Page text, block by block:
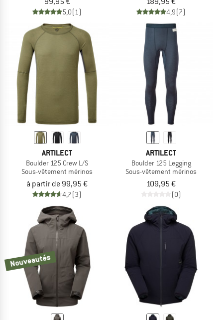
5,0(1) 4,9(7)
ARTILECT
Boulder 125 Crew L/S
Sous-vêtement mérinos
à partir de 99,95 €
4,7(3)
ARTILECT
Boulder 125 Legging
Sous-vêtement mérinos
109,95 €
(0)
Nouveautés